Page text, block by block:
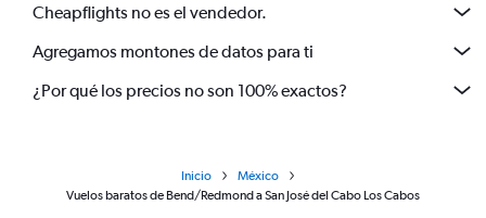
Cheapflights no es el vendedor.
Agregamos montones de datos para ti
¿Por qué los precios no son 100% exactos?
Inicio
México
Vuelos baratos de Bend/Redmond a San José del Cabo Los Cabos